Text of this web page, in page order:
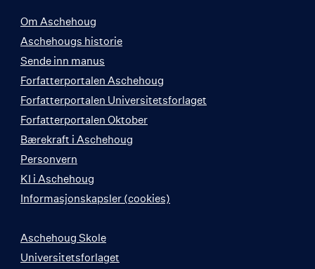
Om Aschehoug
Aschehougs historie
Sende inn manus
Forfatterportalen Aschehoug
Forfatterportalen Universitetsforlaget
Forfatterportalen Oktober
Bærekraft i Aschehoug
Personvern
KI i Aschehoug
Informasjonskapsler (cookies)
Aschehoug Skole
Universitetsforlaget